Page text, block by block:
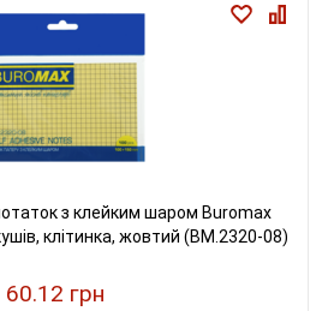
з клейким шаром Buromax
клітинка, жовтий (BM.2320-08)
60.12 грн